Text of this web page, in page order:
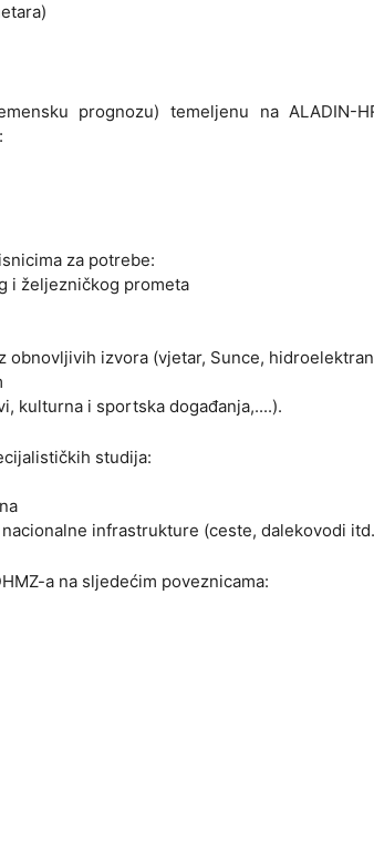
prognozu) temeljenu na ALADIN-
za potrebe:
i željezničkog prometa
izvora (vjetar, Sunce,
kulturna i sportska događanja,....).
studija:
infrastrukture (ceste, dalekovodi
a na sljedećim poveznicama: